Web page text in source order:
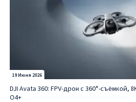
19 Июня 2026
DJI Avata 360: FPV-дрон с 360°-съёмкой,
O4+